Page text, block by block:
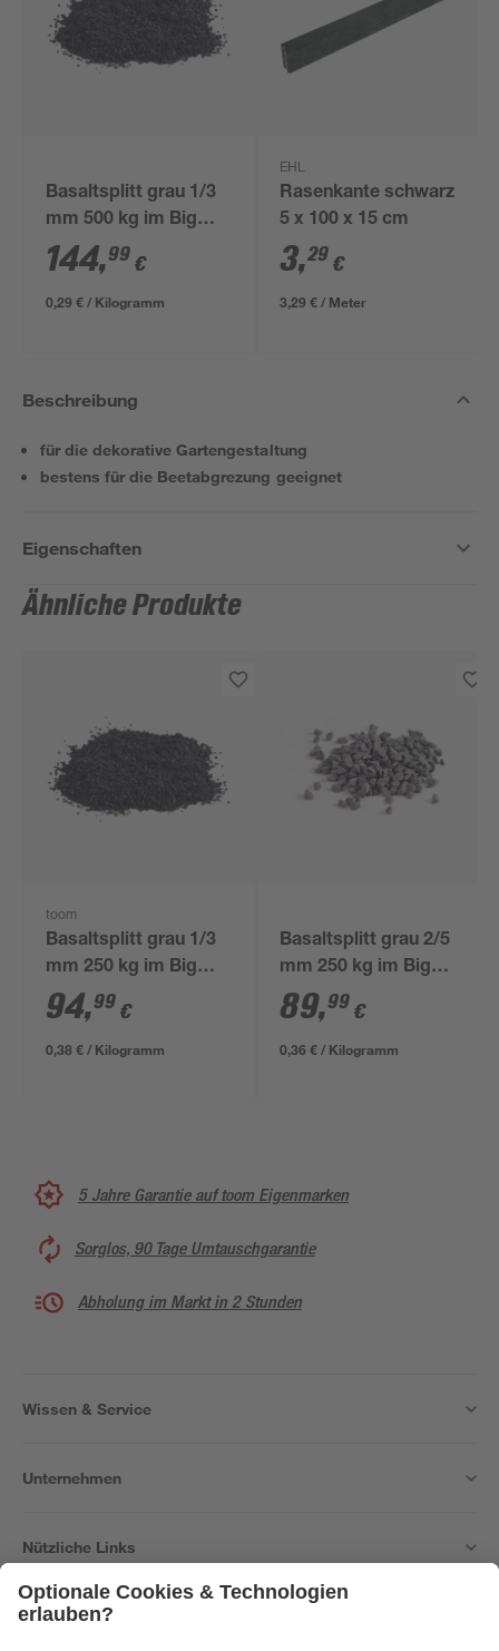
Basaltsplitt grau 1/3
mm 500 kg im Big
Bag
144,99 €
0,29 € / Kilogramm
EHL
Rasenkante schwarz
5 x 100 x 15 cm
3,29 €
3,29 € / Meter
Beschreibung
für die dekorative Gartengestaltung
bestens für die Beetabgrezung geeignet
Eigenschaften
Ähnliche Produkte
toom
Basaltsplitt grau 1/3
mm 250 kg im Big
Bag
94,99 €
0,38 € / Kilogramm
Basaltsplitt grau 2/5
mm 250 kg im Big
Bag
89,99 €
0,36 € / Kilogramm
5 Jahre Garantie auf toom Eigenmarken
Sorglos, 90 Tage Umtauschgarantie
Abholung im Markt in 2 Stunden
Wissen & Service
Unternehmen
Nützliche Links